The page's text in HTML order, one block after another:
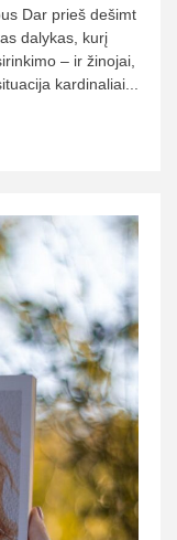
Dar prieš dešimt
dalykas, kurį
– ir žinojai,
kardinaliai...